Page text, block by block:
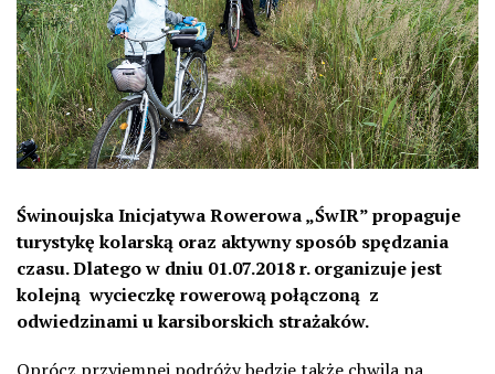
Świnoujska Inicjatywa Rowerowa „ŚwIR” propaguje
turystykę kolarską oraz aktywny sposób spędzania
czasu. Dlatego w dniu 01.07.2018 r. organizuje jest
kolejną wycieczkę rowerową połączoną z
odwiedzinami u karsiborskich strażaków.